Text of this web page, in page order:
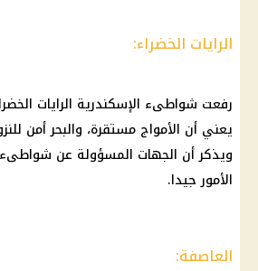
الرايات الخضراء:
رفعت شواطىء الإسكندرية الرايات
يعني أن الأمواج مستقرة، والبحر أمن
ويذكر أن الجهات المسؤولة عن شواطىء
الأمور جيدا.
العاصفة: